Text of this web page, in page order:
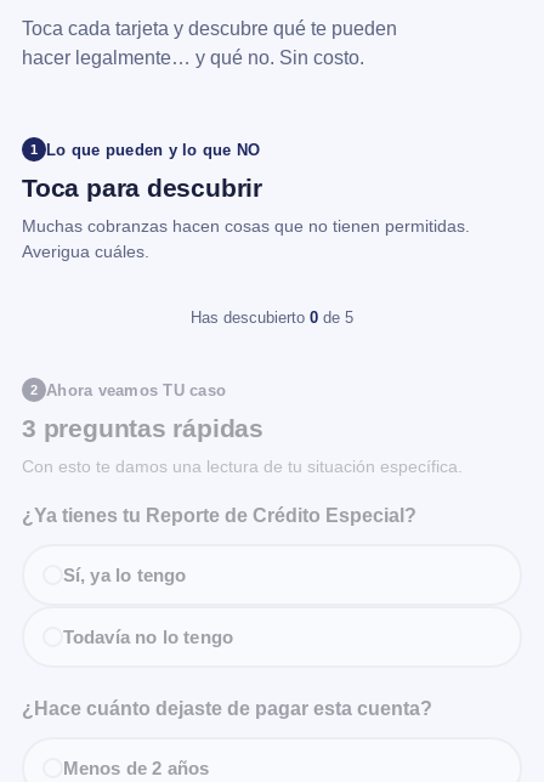
Toca cada tarjeta y descubre qué te pueden
hacer legalmente… y qué no. Sin costo.
1 Lo que pueden y lo que NO
Toca para descubrir
Muchas cobranzas hacen cosas que no tienen permitidas.
Averigua cuáles.
Has descubierto 0 de 5
2 Ahora veamos TU caso
3 preguntas rápidas
Con esto te damos una lectura de tu situación específica.
¿Ya tienes tu Reporte de Crédito Especial?
Sí, ya lo tengo
Todavía no lo tengo
¿Hace cuánto dejaste de pagar esta cuenta?
Menos de 2 años